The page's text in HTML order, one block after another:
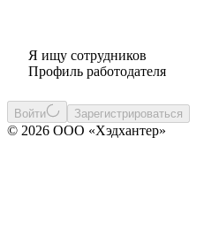
Я ищу сотрудников
Профиль работодателя
Войти Зарегистрироваться
© 2026 ООО «Хэдхантер»